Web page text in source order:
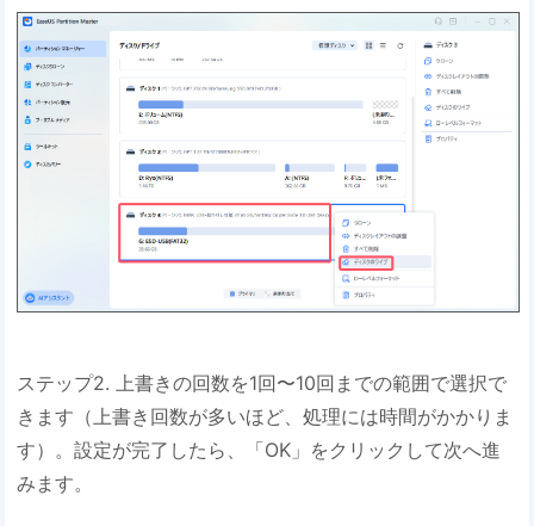
ステップ2. 上書きの回数を1回〜10回までの範囲で選択で
きます（上書き回数が多いほど、処理には時間がかかりま
す）。設定が完了したら、「OK」をクリックして次へ進
みます。